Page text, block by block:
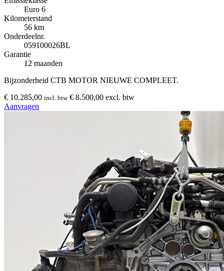
Euro 6
Kilometerstand
56 km
Onderdeelnr.
059100026BL
Garantie
12 maanden
Bijzonderheid CTB MOTOR NIEUWE COMPLEET.
€ 10.285,00 incl. btw € 8.500,00 excl. btw
Aanvragen